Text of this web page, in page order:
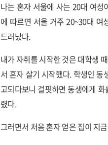
나는 혼자 서울에 사는 20대 여성
에 따르면 서울 거주 20~30대 여
드러났다.
내가 자취를 시작한 것은 대학생
서 혼자 살기 시작했다. 학생인
고되다보니 걸핏하면 동생에게
렸다.
그러면서 처음 혼자 얻은 집이 지